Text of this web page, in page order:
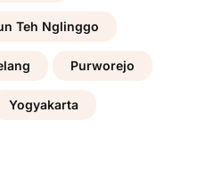
Teh Nglinggo
Purworejo
Yogyakarta